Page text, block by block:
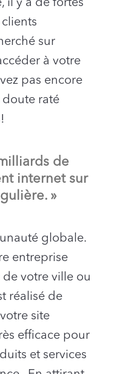
il y a de fortes
sur
à votre
pas encore
doute raté
de
internet sur
»
globale.
entreprise
votre ville ou
réalisé de
site
efficace pour
et services